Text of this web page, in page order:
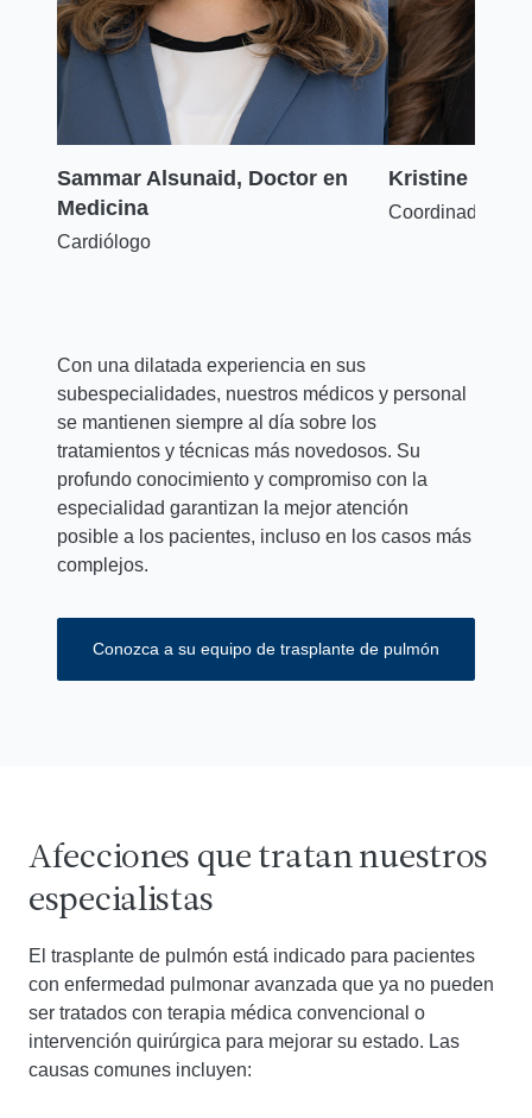
Sammar Alsunaid, Doctor en
Medicina
Cardiólogo
Kristine L.
Coordinadora
Con una dilatada experiencia en sus
subespecialidades, nuestros médicos y personal
se mantienen siempre al día sobre los
tratamientos y técnicas más novedosos. Su
profundo conocimiento y compromiso con la
especialidad garantizan la mejor atención
posible a los pacientes, incluso en los casos más
complejos.
Conozca a su equipo de trasplante de pulmón
Afecciones que tratan nuestros
especialistas
El trasplante de pulmón está indicado para pacientes
con enfermedad pulmonar avanzada que ya no pueden
ser tratados con terapia médica convencional o
intervención quirúrgica para mejorar su estado. Las
causas comunes incluyen: